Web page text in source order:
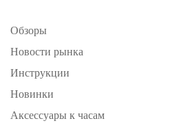
Обзоры
Новости рынка
Инструкции
Новинки
Аксессуары к часам